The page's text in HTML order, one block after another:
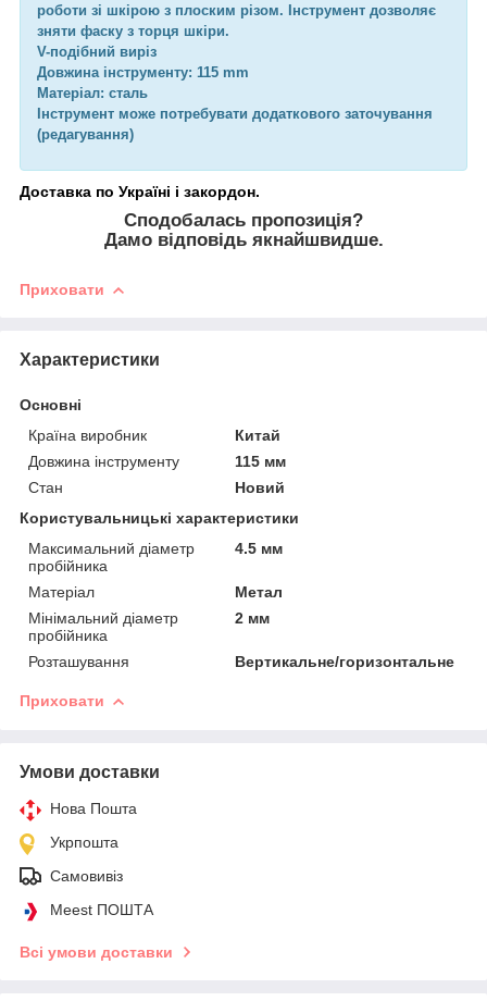
роботи зі шкірою з плоским різом. Інструмент дозволяє
зняти фаску з торця шкіри.
V-подібний виріз
Довжина інструменту: 115 mm
Матеріал: сталь
Інструмент може потребувати додаткового заточування
(редагування)
Доставка по Україні і закордон.
Сподобалась пропозиція?
Дамо відповідь якнайшвидше.
Приховати
Характеристики
Основні
Країна виробник
Китай
Довжина інструменту
115 мм
Стан
Новий
Користувальницькі характеристики
Максимальний діаметр
пробійника
4.5 мм
Матеріал
Метал
Мінімальний діаметр
пробійника
2 мм
Розташування Вертикальне/горизонтальне
Приховати
Умови доставки
Нова Пошта
Укрпошта
Самовивіз
Meest ПОШТА
Всі умови доставки